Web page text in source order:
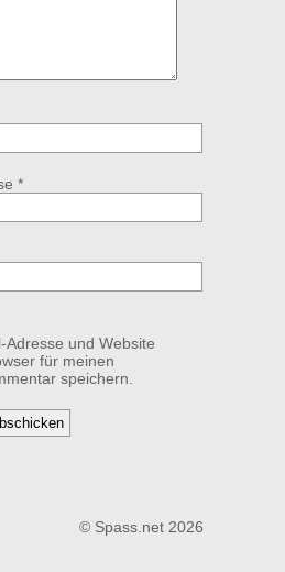
*
Adresse und Website
für meinen
speichern.
© Spass.net 2026